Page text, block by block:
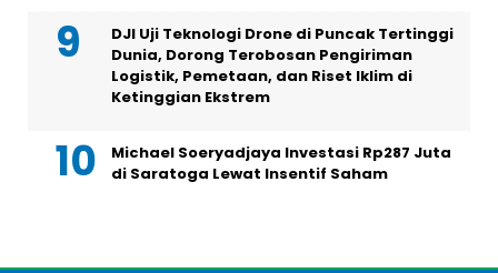
DJI Uji Teknologi Drone di Puncak Tertinggi
Dunia, Dorong Terobosan Pengiriman
Logistik, Pemetaan, dan Riset Iklim di
Ketinggian Ekstrem
Michael Soeryadjaya Investasi Rp287 Juta
di Saratoga Lewat Insentif Saham